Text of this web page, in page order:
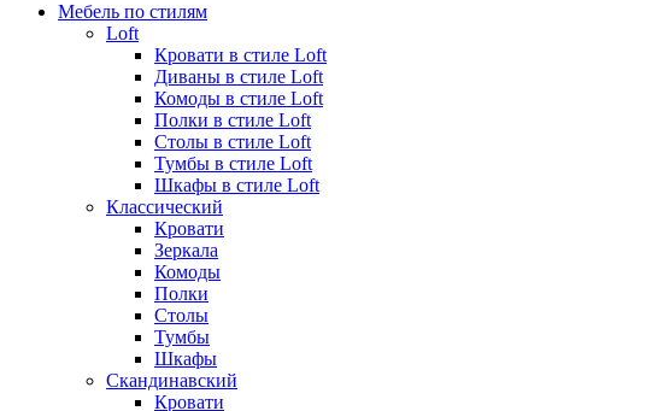
Мебель по стилям
Loft
Кровати в стиле Loft
Диваны в стиле Loft
Комоды в стиле Loft
Полки в стиле Loft
Столы в стиле Loft
Тумбы в стиле Loft
Шкафы в стиле Loft
Классический
Кровати
Зеркала
Комоды
Полки
Столы
Тумбы
Шкафы
Скандинавский
Кровати